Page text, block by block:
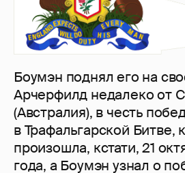
Боумэн поднял его на
Арчерфилд недалеко от
(Австралия), в честь
в Трафальгарской Битве,
произошла, кстати, 21
года, а Боумэн узнал о